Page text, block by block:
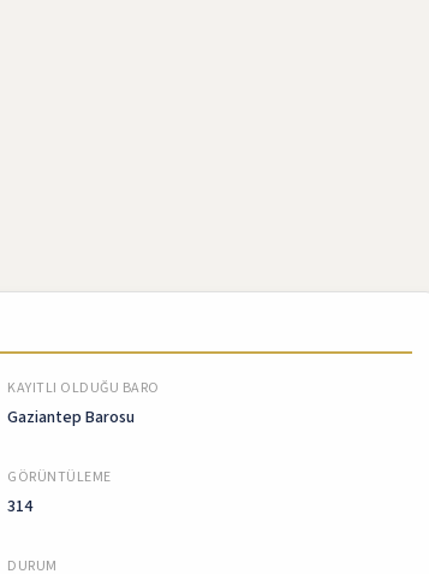
KAYITLI OLDUĞU BARO
Gaziantep Barosu
GÖRÜNTÜLEME
314
DURUM